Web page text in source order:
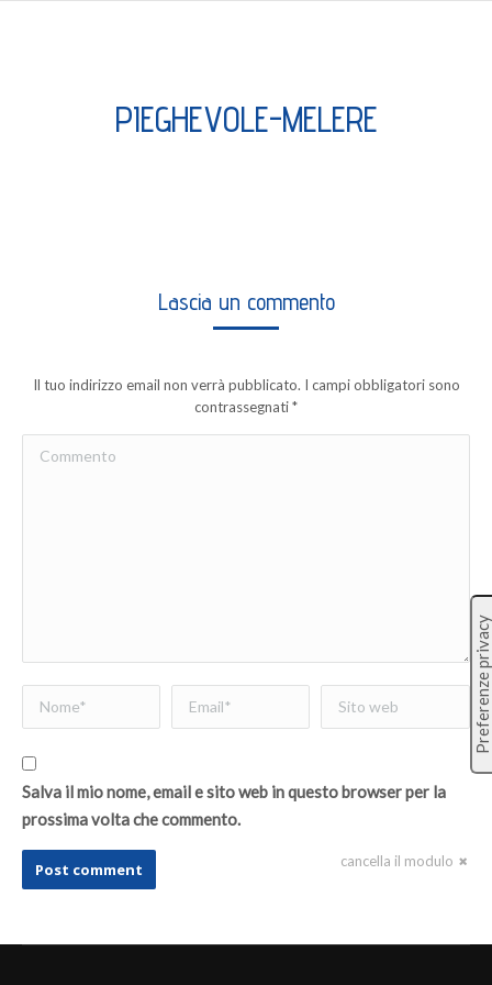
PIEGHEVOLE-MELERE
Lascia un commento
Il tuo indirizzo email non verrà pubblicato. I campi obbligatori sono
contrassegnati*
Commento
Nome * Email * Sito web
Salva il mio nome, email e sito web in questo browser per la
prossima volta che commento.
cancella il modulo
Post comment